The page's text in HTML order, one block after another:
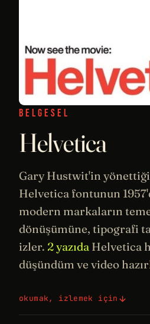
BELGESEL
Helvetica
Gary Hustwit'in
Helvetica fontunun
modern markaların
dönüşümüne, tipografi
izler. 2 yazıda Helvetica
düşündüm ve video
okumak, izlemek için